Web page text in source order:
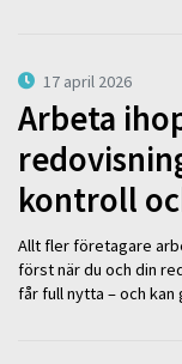
17 april 2026
Arbeta
kontroll
Allt fler företagare
först när du och din
får full nytta – och